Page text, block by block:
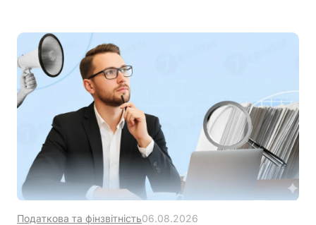
Податкова та фінзвітність06.08.2026